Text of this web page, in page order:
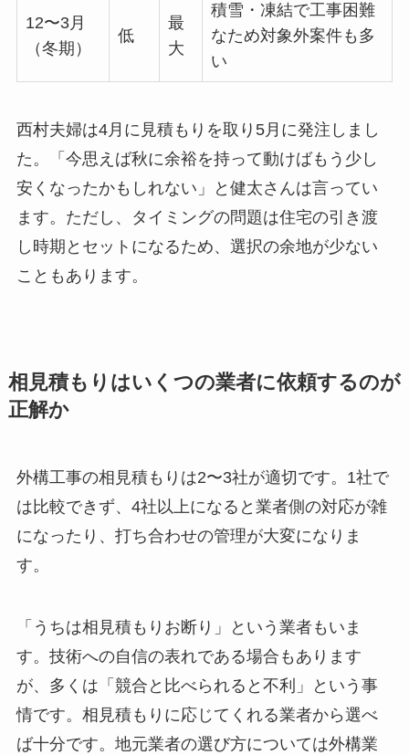
12〜3月
（冬期）
低
最
大
積雪・凍結で工事困難
なため対象外案件も多
い
西村夫婦は4月に見積もりを取り5月に発注しまし
た。「今思えば秋に余裕を持って動けばもう少し
安くなったかもしれない」と健太さんは言ってい
ます。ただし、タイミングの問題は住宅の引き渡
し時期とセットになるため、選択の余地が少ない
こともあります。
相見積もりはいくつの業者に依頼するのが
正解か
外構工事の相見積もりは2〜3社が適切です。1社で
は比較できず、4社以上になると業者側の対応が雑
になったり、打ち合わせの管理が大変になりま
す。
「うちは相見積もりお断り」という業者もいま
す。技術への自信の表れである場合もあります
が、多くは「競合と比べられると不利」という事
情です。相見積もりに応じてくれる業者から選べ
ば十分です。地元業者の選び方については外構業